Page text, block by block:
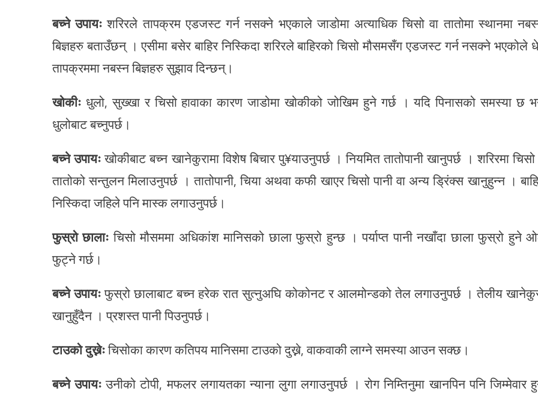
बच्ने उपायः शरिरले तापक्रम एडजस्ट गर्न नसक्ने भएकाले जाडोमा अत्याधिक चिसो वा तातोमा स्थानमा
बिज्ञहरु बताउँछन् । एसीमा बसेर बाहिर निस्किदा शरिरले बाहिरको चिसो मौसमसँग एडजस्ट गर्न नसक्ने भएकोले
तापक्रममा नबस्न बिज्ञहरु सुझाव दिन्छन्।
खोकीः धुलो, सुख्खा र चिसो हावाका कारण जाडोमा खोकीको जोखिम हुने गर्छ । यदि पिनासको समस्या छ
धुलोबाट बच्नुपर्छ।
बच्ने उपायःखोकीबाट बच्न खानेकुरामा विशेष बिचार पु¥याउनुपर्छ । नियमित तातोपानी खानुपर्छ । शरिरमा
तातोको सन्तुलन मिलाउनुपर्छ । तातोपानी, चिया अथवा कफी खाएर चिसो पानी वा अन्य ड्रिंक्स खानुहुन्न ।
निस्किदा जहिले पनि मास्क लगाउनुपर्छ।
फुस्रो छालाः चिसो मौसममा अधिकांश मानिसको छाला फुस्रो हुन्छ । पर्याप्त पानी नखाँदा छाला फुस्रो हुने
फुट्ने गर्छ।
बच्ने उपायःफुस्रो छालाबाट बच्न हरेक रात सुत्नुअघि कोकोनट र आलमोन्डको तेल लगाउनुपर्छ । तेलीय
खानुहुँदैन । प्रशस्त पानी पिउनुपर्छ।
टाउको दुख्नेःचिसोका कारण कतिपय मानिसमा टाउको दुख्ने, वाकवाकी लाग्ने समस्या आउन सक्छ।
बच्ने उपायःउनीको टोपी, मफलर लगायतका न्याना लुगा लगाउनुपर्छ । रोग निम्तिनुमा खानपिन पनि जिम्मेवार